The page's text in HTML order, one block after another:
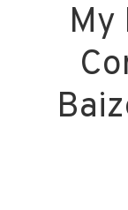
My